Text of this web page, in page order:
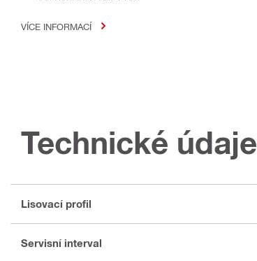
VÍCE INFORMACÍ
Technické údaje
Lisovací profil
Servisní interval